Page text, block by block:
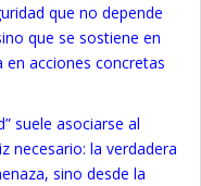
que no depende
que se sostiene en
en acciones concretas
suele asociarse al
necesario: la verdadera
sino desde la